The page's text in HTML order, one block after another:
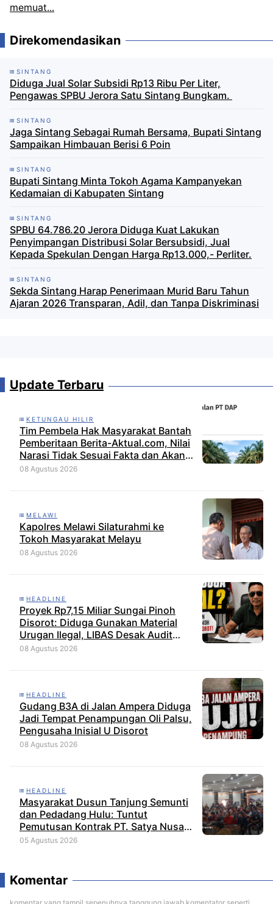
memuat...
Direkomendasikan
SINTANG
Diduga Jual Solar Subsidi Rp13 Ribu Per Liter,
Pengawas SPBU Jerora Satu Sintang Bungkam. ​
SINTANG
Jaga Sintang Sebagai Rumah Bersama, Bupati Sintang
Sampaikan Himbauan Berisi 6 Poin
SINTANG
Bupati Sintang Minta Tokoh Agama Kampanyekan
Kedamaian di Kabupaten Sintang
SINTANG
SPBU 64.786.20 Jerora Diduga Kuat Lakukan
Penyimpangan Distribusi Solar Bersubsidi, Jual
Kepada Spekulan Dengan Harga Rp13.000,- Perliter.
SINTANG
Sekda Sintang Harap Penerimaan Murid Baru Tahun
Ajaran 2026 Transparan, Adil, dan Tanpa Diskriminasi
Update Terbaru
KETUNGAU HILIR
Tim Pembela Hak Masyarakat Bantah
Pemberitaan Berita-Aktual.com, Nilai
Narasi Tidak Sesuai Fakta dan Akan
Tempuh Jalur Dewan Pers
08 Agustus 2026
MELAWI
Kapolres Melawi Silaturahmi ke
Tokoh Masyarakat Melayu
08 Agustus 2026
HEADLINE
Proyek Rp7,15 Miliar Sungai Pinoh
Disorot: Diduga Gunakan Material
Urugan Ilegal, LIBAS Desak Audit
Menyeluruh
08 Agustus 2026
HEADLINE
Gudang B3A di Jalan Ampera Diduga
Jadi Tempat Penampungan Oli Palsu,
Pengusaha Inisial U Disorot
08 Agustus 2026
HEADLINE
Masyarakat Dusun Tanjung Semunti
dan Pedadang Hulu: Tuntut
Pemutusan Kontrak PT. Satya Nusa
Indah Perkasa
05 Agustus 2026
Komentar